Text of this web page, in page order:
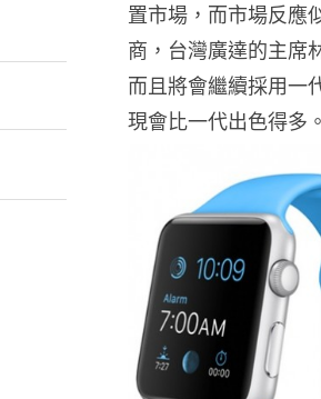
置市場，而市場反應
商，台灣廣達的主席
而且將會繼續採用一
現會比一代出色得多。